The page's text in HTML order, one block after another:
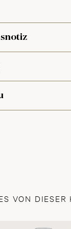
VON DIESER